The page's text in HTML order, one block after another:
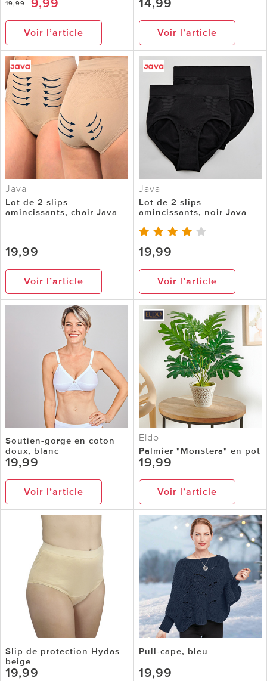
19,99 9,99
Voir l’article
14,99
Voir l’article
Java
Lot de 2 slips
amincissants, chair Java
19,99
Voir l’article
Java
Lot de 2 slips
amincissants, noir Java
19,99
Voir l’article
Soutien-gorge en coton
doux, blanc
19,99
Voir l’article
Eldo
Palmier "Monstera" en pot
19,99
Voir l’article
Slip de protection Hydas
beige
19,99
Pull-cape, bleu
19,99